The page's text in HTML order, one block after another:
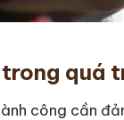
quá
công cần